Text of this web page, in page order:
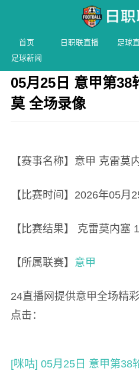
首页 日职联直播 足球
足球新闻
05月25日 意甲第38
莫 全场录像
【赛事名称】意甲 克雷莫
【比赛时间】2026年05月
【比赛结果】 克雷莫内塞
【所属联赛】 意甲
24直播网提供意甲全场精
点击：
[咪咕] 05月25日 意甲第38